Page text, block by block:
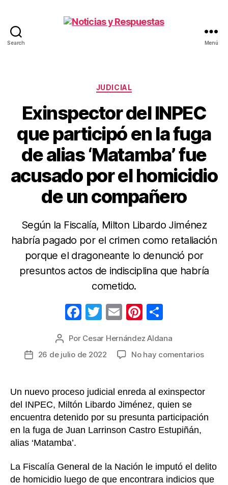
Search Menú
Categorías
JUDICIAL
Exinspector del INPEC
que participó en la fuga
de alias ‘Matamba’ fue
acusado por el homicidio
de un compañero
Según la Fiscalía, Milton Libardo Jiménez
habría pagado por el crimen como retaliación
porque el dragoneante lo denunció por
presuntos actos de indisciplina que habría
cometido.
F
c
e
o
o
k
T
itt
er
E
ail
Pi
er
e
m
p
tir
Autor
de
la
Por Cesar Hernández Aldana
Fecha
entrada
26 de julio de 2022 No hay comentariosen
en
alias
Un nuevo proceso judicial enreda al exinspector
del INPEC, Miltón Libardo Jiménez, quien se
encuentra detenido por su presunta participación
en la fuga de Juan Larrinson Castro Estupiñán,
alias ‘Matamba’.
La Fiscalía General de la Nación le imputó el delito
de homicidio luego de que encontrara indicios que